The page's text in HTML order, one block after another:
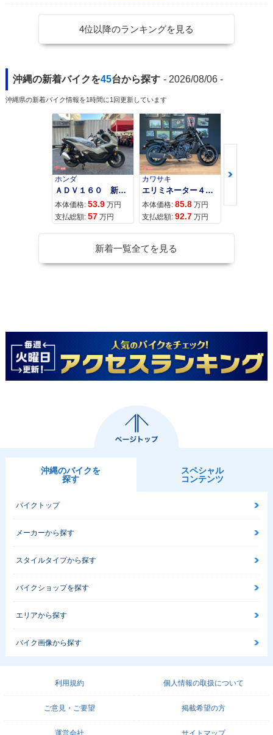
4位以降のランキングを見る
沖縄の新着バイクを45台から探す - 2026/08/06 -
沖縄県の新着バイク情報を1時間に1回更新しています
ホンダ
ＡＤＶ１６０ 新車 ２０２６年最新モデル パールスモーキーグレー スマートキー ２９Ｌメットイン ＵＳＢ Ｔｙｐｅ−Ｃ装備
本体価格: 53.9 万円
支払総額: 57 万円
カワサキ
エリミネーター４００
本体価格: 85.8 万円
支払総額: 92.7 万円
カワサキ
本体価格:
新着一覧全てを見る
沖縄のバイクを
探す
スペシャル
コンテンツ
バイクトップ
メーカーから探す
スタイルタイプから探す
バイクショップを探す
エリアから探す
バイク画像から探す
利用規約 個人情報の取扱について
ご意見・ご要望 掲載希望の方